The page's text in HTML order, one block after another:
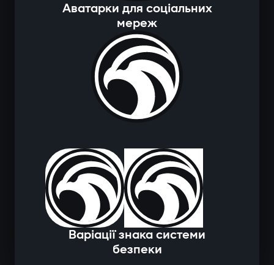
Аватарки для соціальних
мереж
Варіації знака системи
безпеки